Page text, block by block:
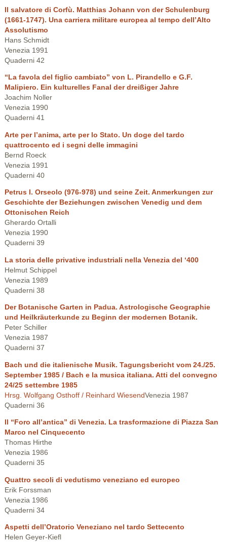
Il salvatore di Corfù. Matthias Johann von der Schulenburg
(1661-1747). Una carriera militare europea al tempo dell’Alto
Assolutismo
Hans Schmidt
Venezia 1991
Quaderni 42
“La favola del figlio cambiato” von L. Pirandello e G.F.
Malipiero. Ein kulturelles Fanal der dreißiger Jahre
Joachim Noller
Venezia 1990
Quaderni 41
Arte per l’anima, arte per lo Stato. Un doge del tardo
quattrocento ed i segni delle immagini
Bernd Roeck
Venezia 1991
Quaderni 40
Petrus I. Orseolo (976-978) und seine Zeit. Anmerkungen zur
Geschichte der Beziehungen zwischen Venedig und dem
Ottonischen Reich
Gherardo Ortalli
Venezia 1990
Quaderni 39
La storia delle privative industriali nella Venezia del ‘400
Helmut Schippel
Venezia 1989
Quaderni 38
Der Botanische Garten in Padua. Astrologische Geographie
und Heilkräuterkunde zu Beginn der modernen Botanik.
Peter Schiller
Venezia 1987
Quaderni 37
Bach und die italienische Musik. Tagungsbericht vom 24./25.
September 1985 / Bach e la musica italiana. Atti del convegno
24/25 settembre 1985
Hrsg. Wolfgang Osthoff / Reinhard WiesendVenezia 1987
Quaderni 36
Il “Foro all’antica” di Venezia. La trasformazione di Piazza San
Marco nel Cinquecento
Thomas Hirthe
Venezia 1986
Quaderni 35
Quattro secoli di vedutismo veneziano ed europeo
Erik Forssman
Venezia 1986
Quaderni 34
Aspetti dell’Oratorio Veneziano nel tardo Settecento
Helen Geyer-Kiefl